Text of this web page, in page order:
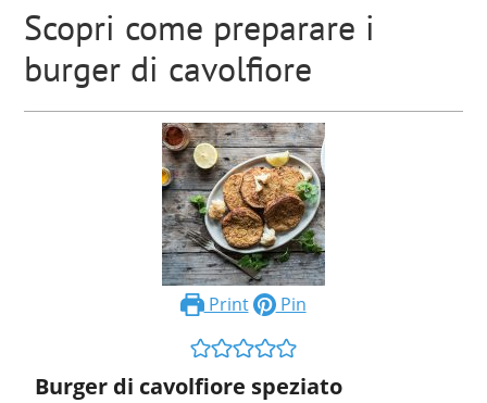
Scopri come preparare i
burger di cavolfiore
Print Pin
Burger di cavolfiore speziato